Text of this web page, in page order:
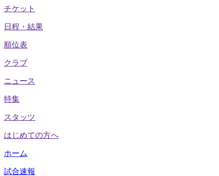
チケット
日程・結果
順位表
クラブ
ニュース
特集
スタッツ
はじめての方へ
ホーム
試合速報